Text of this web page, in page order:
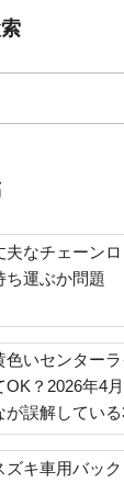
夫なチェーン
ち運ぶか問題
色いセンター
OK？2026年4
が誤解してい
ズキ車用バッ